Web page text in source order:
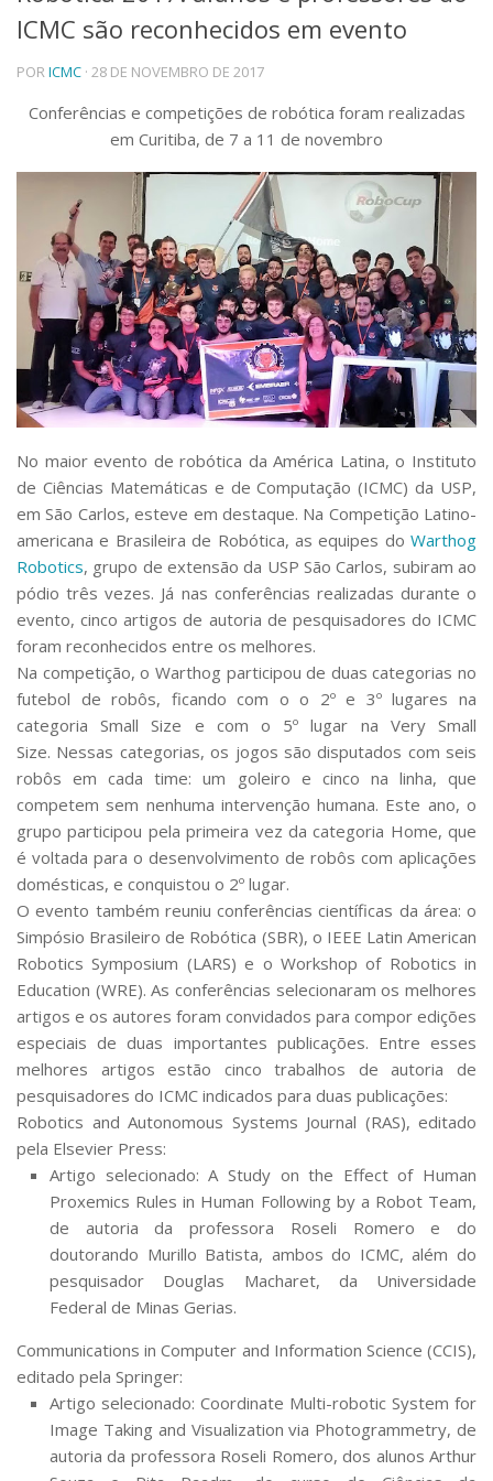
Telefones e Mapas
Pessoas
Ensino
Graduação
Pós-Graduação
Cursos de Extensão
Pesquisa e Inovação
Linhas de Pesquisa
Centros, Núcleos e Projetos em Rede
Pós-doutorado
Iniciação Científica
Transferência de Tecnologia
Empresas Juniores
Extensão à Comunidade
Projetos, Programas e Cursos
Museus e Espaços Interativos
Serviços
Bibliotecas
Apoio ao Estudante
Segurança, Trânsito e Prevenção
RH, Administrativo e Financeiro
Outros serviços
Assessorias e Mídias
Aplicativos e Sites
Agenda de Eventos
Defesa de Teses
ICMC são reconhecidos em evento
PORICMC · 28 DE NOVEMBRO DE 2017
Conferências e competições de robótica foram realizadas
em Curitiba, de 7 a 11 de novembro
No maior evento de robótica da América Latina, o Instituto
de Ciências Matemáticas e de Computação (ICMC) da USP,
em São Carlos, esteve em destaque. Na Competição Latino-
americana e Brasileira de Robótica, as equipes do Warthog
Robotics, grupo de extensão da USP São Carlos, subiram ao
pódio três vezes. Já nas conferências realizadas durante o
evento, cinco artigos de autoria de pesquisadores do ICMC
foram reconhecidos entre os melhores.
Na competição, o Warthog participou de duas categorias no
futebol de robôs, ficando com o o 2º e 3º lugares na
categoriaSmall Size e com o 5º lugar na Very Small
Size. Nessas categorias, os jogos são disputados com seis
robôs em cada time: um goleiro e cinco na linha, que
competem sem nenhuma intervenção humana. Este ano, o
grupo participou pela primeira vez da categoria Home, que
é voltada para o desenvolvimento de robôs com aplicações
domésticas, e conquistou o 2º lugar.
O evento também reuniu conferências científicas da área: o
Simpósio Brasileiro de Robótica (SBR), o IEEE Latin American
Robotics Symposium (LARS) e o Workshop of Robotics in
Education (WRE). As conferências selecionaram os melhores
artigos e os autores foram convidados para compor edições
especiais de duas importantes publicações. Entre esses
melhores artigos estão cinco trabalhos de autoria de
pesquisadores do ICMC indicados para duas publicações:
Robotics and Autonomous Systems Journal (RAS), editado
pela Elsevier Press:
Artigo selecionado:A Study on the Effect of Human
Proxemics Rules in Human Following by a Robot Team,
de autoria da professora Roseli Romero e do
doutorando Murillo Batista, ambos do ICMC, além do
pesquisador Douglas Macharet, da Universidade
Federal de Minas Gerias.
Communications in Computer and Information Science (CCIS),
editado pela Springer:
Artigo selecionado: Coordinate Multi-robotic System for
Image Taking and Visualization via Photogrammetry, de
autoria da professora Roseli Romero, dos alunos Arthur